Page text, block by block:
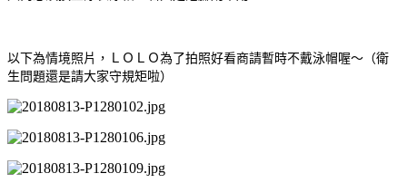
以下為情境照片，ＬＯＬＯ為了拍照好看商請暫時不戴泳帽喔～（衛
生問題還是請大家守規矩啦）